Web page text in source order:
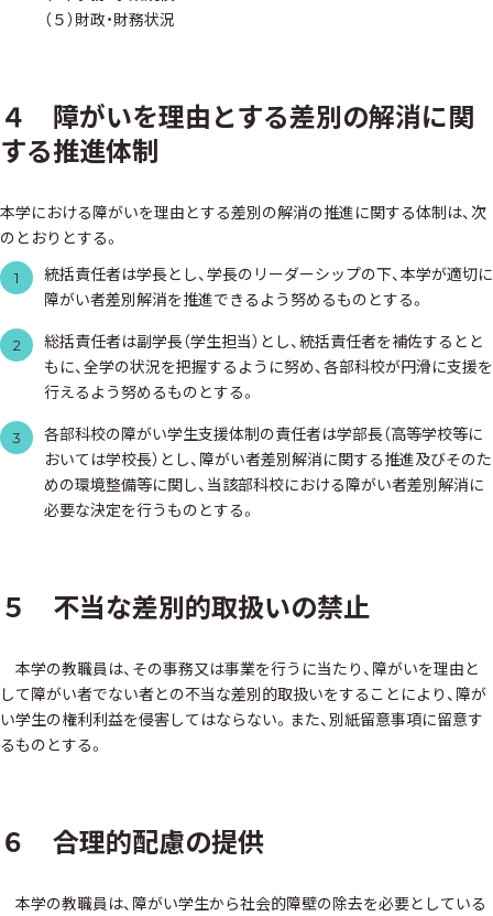
（５）財政・財務状況
４ 障がいを理由とする差別の解消に関
する推進体制
本学における障がいを理由とする差別の解消の推進に関する体制は、次
のとおりとする。
1
統括責任者は学長とし、学長のリーダーシップの下、本学が適切に
障がい者差別解消を推進できるよう努めるものとする。
2
総括責任者は副学長（学生担当）とし、統括責任者を補佐するとと
もに、全学の状況を把握するように努め、各部科校が円滑に支援を
行えるよう努めるものとする。
3
各部科校の障がい学生支援体制の責任者は学部長（高等学校等に
おいては学校長）とし、障がい者差別解消に関する推進及びそのた
めの環境整備等に関し、当該部科校における障がい者差別解消に
必要な決定を行うものとする。
５ 不当な差別的取扱いの禁止
本学の教職員は、その事務又は事業を行うに当たり、障がいを理由と
して障がい者でない者との不当な差別的取扱いをすることにより、障が
い学生の権利利益を侵害してはならない。 また、別紙留意事項に留意す
るものとする。
６ 合理的配慮の提供
本学の教職員は、障がい学生から社会的障壁の除去を必要としている